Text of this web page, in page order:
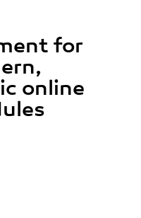
for
online